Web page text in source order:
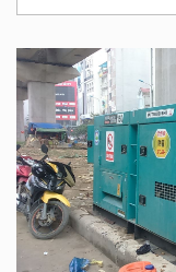
Công trình, Khách
Vụ Duy Tùng để
Phúc!